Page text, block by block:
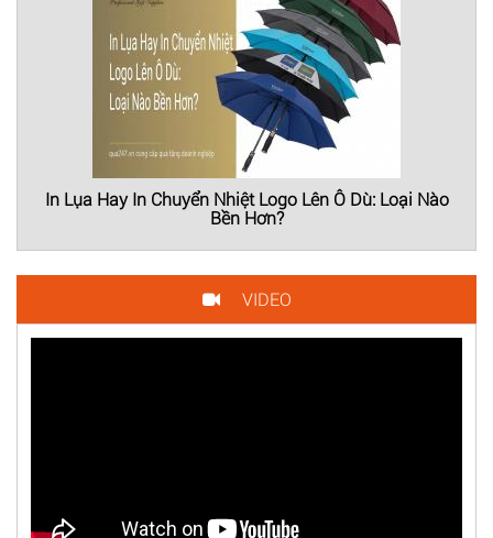
In Lụa Hay In Chuyển Nhiệt Logo Lên Ô Dù: Loại Nào
Bền Hơn?
VIDEO